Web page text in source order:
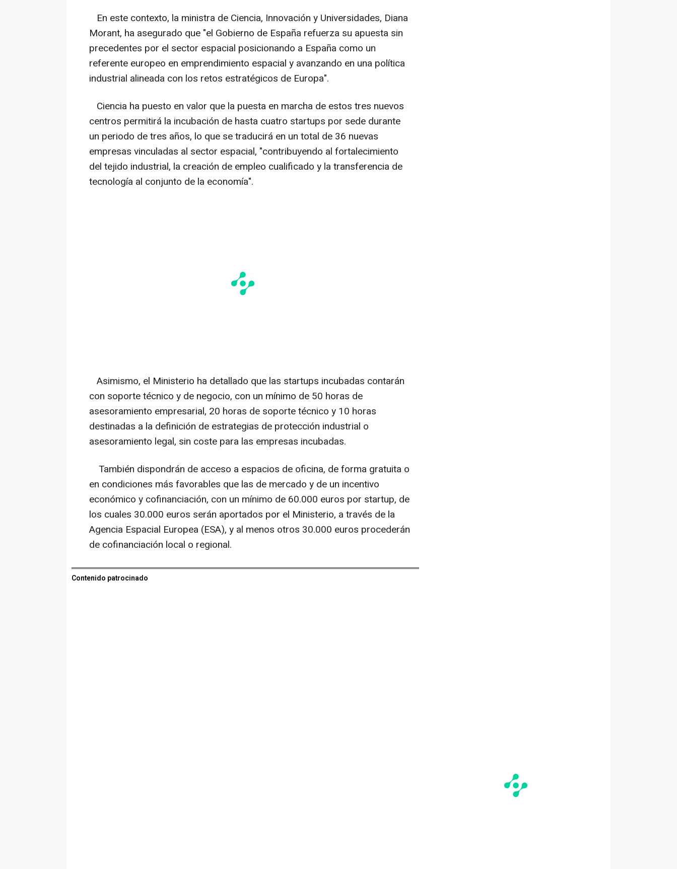
En este contexto, la ministra de Ciencia, Innovación y Universidades, Diana
Morant, ha asegurado que "el Gobierno de España refuerza su apuesta sin
precedentes por el sector espacial posicionando a España como un
referente europeo en emprendimiento espacial y avanzando en una política
industrial alineada con los retos estratégicos de Europa".
Ciencia ha puesto en valor que la puesta en marcha de estos tres nuevos
centros permitirá la incubación de hasta cuatro startups por sede durante
un periodo de tres años, lo que se traducirá en un total de 36 nuevas
empresas vinculadas al sector espacial, "contribuyendo al fortalecimiento
del tejido industrial, la creación de empleo cualificado y la transferencia de
tecnología al conjunto de la economía".
Asimismo, el Ministerio ha detallado que las startups incubadas contarán
con soporte técnico y de negocio, con un mínimo de 50 horas de
asesoramiento empresarial, 20 horas de soporte técnico y 10 horas
destinadas a la definición de estrategias de protección industrial o
asesoramiento legal, sin coste para las empresas incubadas.
También dispondrán de acceso a espacios de oficina, de forma gratuita o
en condiciones más favorables que las de mercado y de un incentivo
económico y cofinanciación, con un mínimo de 60.000 euros por startup, de
los cuales 30.000 euros serán aportados por el Ministerio, a través de la
Agencia Espacial Europea (ESA), y al menos otros 30.000 euros procederán
de cofinanciación local o regional.
Contenido patrocinado